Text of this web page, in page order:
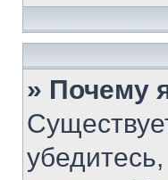
» Почему